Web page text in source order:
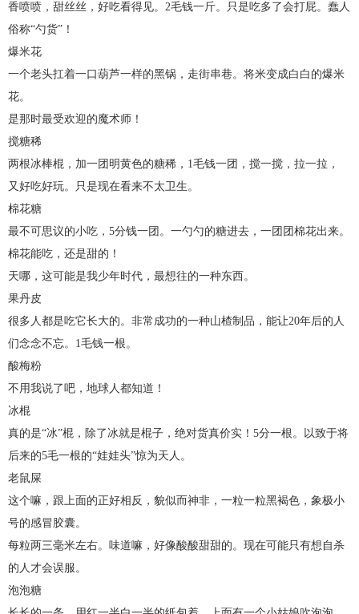
香喷喷，甜丝丝，好吃看得见。2毛钱一斤。只是吃多了会打屁。蠢人
俗称“勺货”！
爆米花
一个老头扛着一口葫芦一样的黑锅，走街串巷。将米变成白白的爆米
花。
是那时最受欢迎的魔术师！
搅糖稀
两根冰棒棍，加一团明黄色的糖稀，1毛钱一团，搅一搅，拉一拉，
又好吃好玩。只是现在看来不太卫生。
棉花糖
最不可思议的小吃，5分钱一团。一勺勺的糖进去，一团团棉花出来。
棉花能吃，还是甜的！
天哪，这可能是我少年时代，最想往的一种东西。
果丹皮
很多人都是吃它长大的。非常成功的一种山楂制品，能让20年后的人
们念念不忘。1毛钱一根。
酸梅粉
不用我说了吧，地球人都知道！
冰棍
真的是“冰”棍，除了冰就是棍子，绝对货真价实！5分一根。以致于将
后来的5毛一根的“娃娃头”惊为天人。
老鼠屎
这个嘛，跟上面的正好相反，貌似而神非，一粒一粒黑褐色，象极小
号的感冒胶囊。
每粒两三毫米左右。味道嘛，好像酸酸甜甜的。现在可能只有想自杀
的人才会误服。
泡泡糖